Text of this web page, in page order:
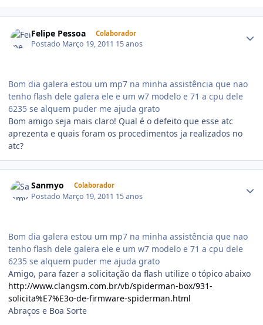
Felipe Pessoa Colaborador
Postado Março 19, 2011 15 anos
Bom dia galera estou um mp7 na minha assistência que nao
tenho flash dele galera ele e um w7 modelo e 71 a cpu dele
6235 se alquem puder me ajuda grato
Bom amigo seja mais claro! Qual é o defeito que esse atc
aprezenta e quais foram os procedimentos ja realizados no
atc?
Sanmyo Colaborador
Postado Março 19, 2011 15 anos
Bom dia galera estou um mp7 na minha assistência que nao
tenho flash dele galera ele e um w7 modelo e 71 a cpu dele
6235 se alquem puder me ajuda grato
Amigo, para fazer a solicitação da flash utilize o tópico abaixo
http://www.clangsm.com.br/vb/spiderman-box/931-
solicita%E7%E3o-de-firmware-spiderman.html
Abraços e Boa Sorte